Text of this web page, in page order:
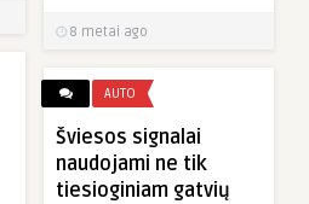
8 metai ago
AUTO
Šviesos signalai
naudojami ne tik
tiesioginiam gatvių